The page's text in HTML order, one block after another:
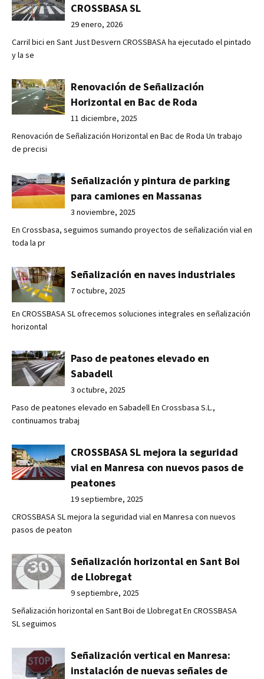
CROSSBASA SL
29 enero, 2026
Carril bici en Sant Just Desvern CROSSBASA ha ejecutado el pintado
y la se
Renovación de Señalización
Horizontal en Bac de Roda
11 diciembre, 2025
Renovación de Señalización Horizontal en Bac de Roda Un trabajo
de precisi
Señalización y pintura de parking
para camiones en Massanas
3 noviembre, 2025
En Crossbasa, seguimos sumando proyectos de señalización vial en
toda la pr
Señalización en naves industriales
7 octubre, 2025
En CROSSBASA SL ofrecemos soluciones integrales en señalización
horizontal
Paso de peatones elevado en
Sabadell
3 octubre, 2025
Paso de peatones elevado en Sabadell En Crossbasa S.L.,
continuamos trabaj
CROSSBASA SL mejora la seguridad
vial en Manresa con nuevos pasos de
peatones
19 septiembre, 2025
CROSSBASA SL mejora la seguridad vial en Manresa con nuevos
pasos de peaton
Señalización horizontal en Sant Boi
de Llobregat
9 septiembre, 2025
Señalización horizontal en Sant Boi de Llobregat En CROSSBASA
SL seguimos
Señalización vertical en Manresa:
instalación de nuevas señales de